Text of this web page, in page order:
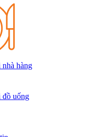
hàng
đồ uống